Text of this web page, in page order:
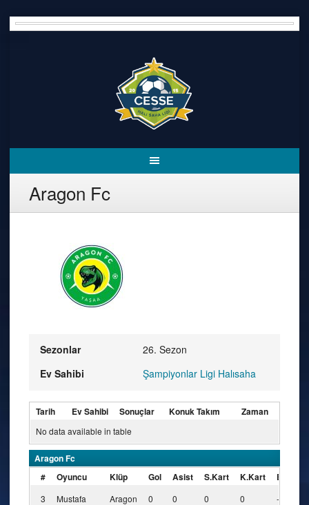
Skip
to
Aragon Fc
Sezonlar
26. Sezon
Ev Sahibi
Şampiyonlar Ligi Halısaha
Tarih Ev Sahibi Sonuçlar Konuk Takım Zaman
No data available in table
Aragon Fc
#
Oyuncu Klüp Gol Asist S.Kart K.Kart Boy
3 Mustafa
Aragon
0 0 0 0 -